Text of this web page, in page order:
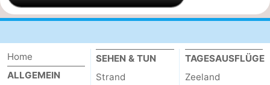
Haamstede
Natur
Kop
van
Walcheren
-
Veere
-
Home
ALLGEMEIN
SEHEN & TUN
Strand
TAGESAUSFLÜGE
Zeeland